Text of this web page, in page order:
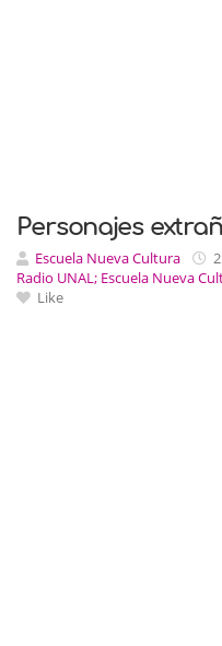
Personajes
Escuela Nueva Cultura
Radio UNAL; Escuela Nueva
Like